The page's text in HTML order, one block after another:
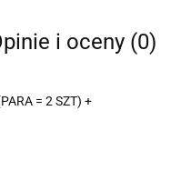
i oceny (0)
= 2 SZT) +